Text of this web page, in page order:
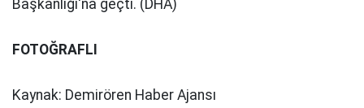
Başkanlığı'na geçti. (DHA)
FOTOĞRAFLI
Kaynak: Demirören Haber Ajansı